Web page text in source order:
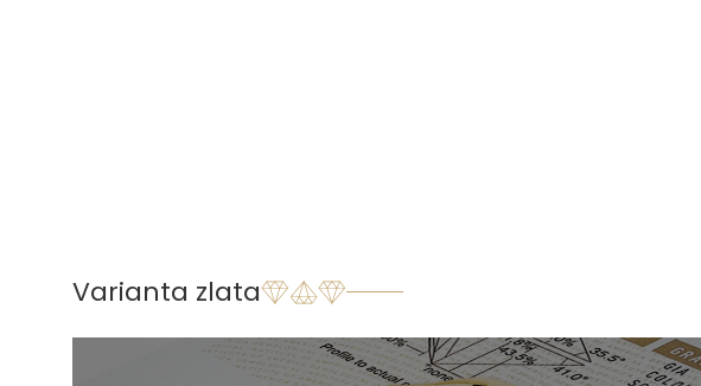
Varianta zlata